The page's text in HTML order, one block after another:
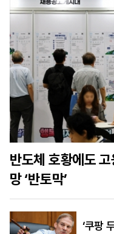
마
켓
워
운
세
대
학
문
골
프
반도체 호황에도
망 ‘반토막’
‘쿠팡